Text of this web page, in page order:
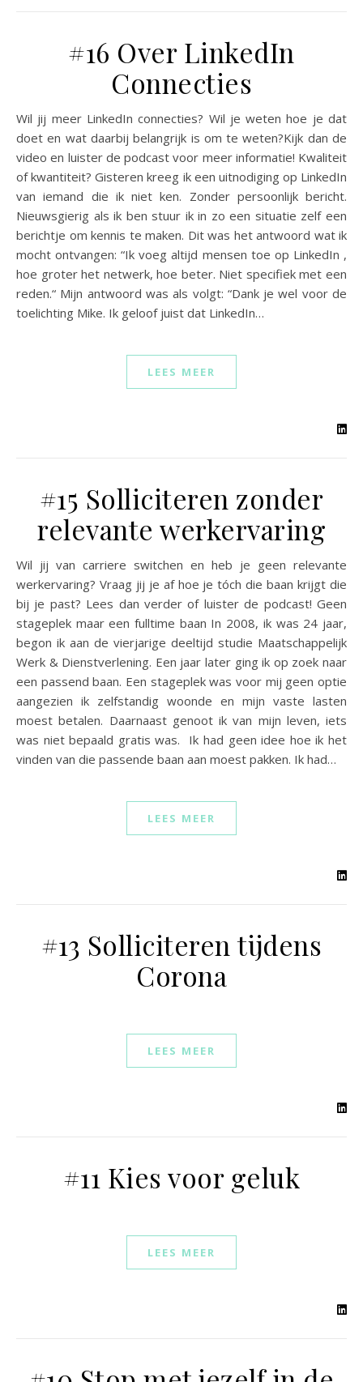
#16 Over LinkedIn
Connecties
Wil jij meer LinkedIn connecties? Wil je weten hoe je dat
doet en wat daarbij belangrijk is om te weten?Kijk dan de
video en luister de podcast voor meer informatie! Kwaliteit
of kwantiteit? Gisteren kreeg ik een uitnodiging op LinkedIn
van iemand die ik niet ken. Zonder persoonlijk bericht.
Nieuwsgierig als ik ben stuur ik in zo een situatie zelf een
berichtje om kennis te maken. Dit was het antwoord wat ik
mocht ontvangen: “Ik voeg altijd mensen toe op LinkedIn ,
hoe groter het netwerk, hoe beter. Niet specifiek met een
reden.“ Mijn antwoord was als volgt: “Dank je wel voor de
toelichting Mike. Ik geloof juist dat LinkedIn…
LEES MEER
#15 Solliciteren zonder
relevante werkervaring
Wil jij van carriere switchen en heb je geen relevante
werkervaring? Vraag jij je af hoe je tóch die baan krijgt die
bij je past? Lees dan verder of luister de podcast! Geen
stageplek maar een fulltime baan In 2008, ik was 24 jaar,
begon ik aan de vierjarige deeltijd studie Maatschappelijk
Werk & Dienstverlening. Een jaar later ging ik op zoek naar
een passend baan. Een stageplek was voor mij geen optie
aangezien ik zelfstandig woonde en mijn vaste lasten
moest betalen. Daarnaast genoot ik van mijn leven, iets
was niet bepaald gratis was. Ik had geen idee hoe ik het
vinden van die passende baan aan moest pakken. Ik had…
LEES MEER
#13 Solliciteren tijdens
Corona
LEES MEER
#11 Kies voor geluk
LEES MEER